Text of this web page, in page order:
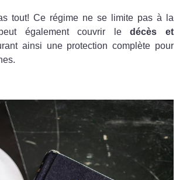
tout! Ce régime ne se limite pas à la
également couvrir ledécès et
ainsi une protection complète pour